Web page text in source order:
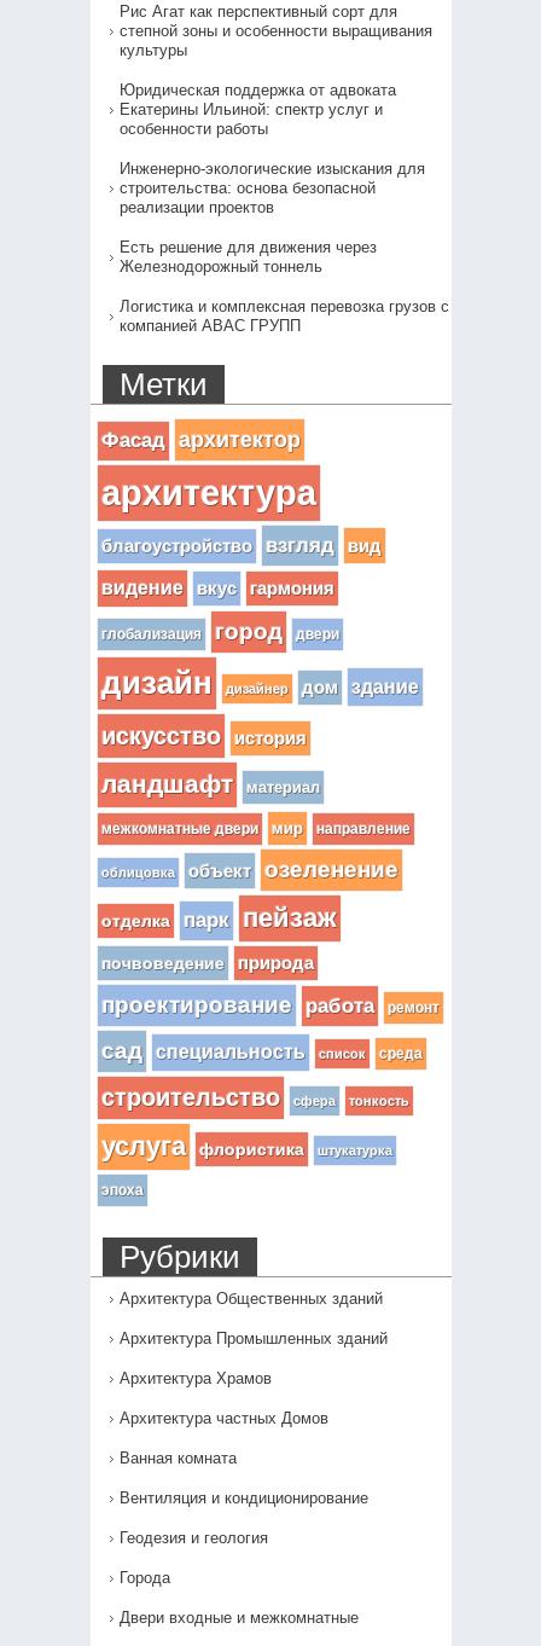
Рис Агат как перспективный сорт для
степной зоны и особенности выращивания
культуры
Юридическая поддержка от адвоката
Екатерины Ильиной: спектр услуг и
особенности работы
Инженерно-экологические изыскания для
строительства: основа безопасной
реализации проектов
Есть решение для движения через
Железнодорожный тоннель
Логистика и комплексная перевозка грузов с
компанией АВАС ГРУПП
Метки
Фасад архитектор
архитектура
благоустройство взгляд вид
видение вкус гармония
глобализация город двери
дизайн дизайнер дом здание
искусство история
ландшафт материал
межкомнатные двери мир направление
облицовка объект озеленение
отделка парк пейзаж
почвоведение природа
проектирование работа ремонт
сад специальность список среда
строительство сфера тонкость
услуга флористика штукатурка
эпоха
Рубрики
Архитектура Общественных зданий
Архитектура Промышленных зданий
Архитектура Храмов
Архитектура частных Домов
Ванная комната
Вентиляция и кондиционирование
Геодезия и геология
Города
Двери входные и межкомнатные